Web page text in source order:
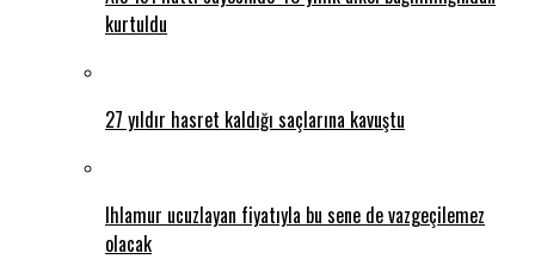
kurtuldu
27 yıldır hasret kaldığı saçlarına kavuştu
Ihlamur ucuzlayan fiyatıyla bu sene de vazgeçilemez
olacak